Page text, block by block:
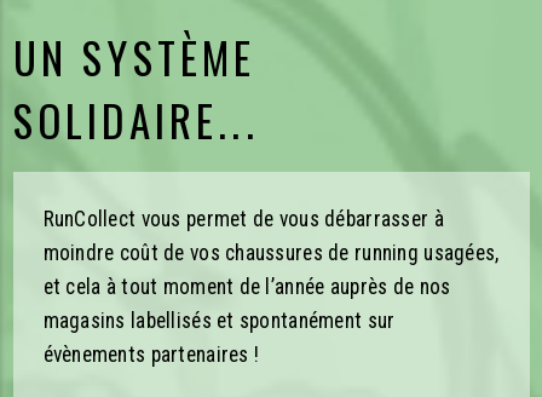
UN SYSTÈME
SOLIDAIRE...
RunCollect vous permet de vous débarrasser à
moindre coût de vos chaussures de running usagées,
et cela à tout moment de l’année auprès de nos
magasins labellisés et spontanément sur
évènements partenaires !